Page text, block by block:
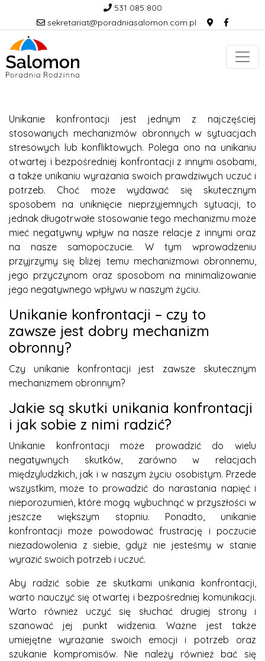
531 085 800
sekretariat@poradniasalomon.com.pl
Unikanie konfrontacji jest jednym z najczęściej
stosowanych mechanizmów obronnych w sytuacjach
stresowych lub konfliktowych. Polega ono na unikaniu
otwartej i bezpośredniej konfrontacji z innymi osobami,
a także unikaniu wyrażania swoich prawdziwych uczuć i
potrzeb. Choć może wydawać się skutecznym
sposobem na uniknięcie nieprzyjemnych sytuacji, to
jednak długotrwałe stosowanie tego mechanizmu może
mieć negatywny wpływ na nasze relacje z innymi oraz
na nasze samopoczucie. W tym wprowadzeniu
przyjrzymy się bliżej temu mechanizmowi obronnemu,
jego przyczynom oraz sposobom na minimalizowanie
jego negatywnego wpływu w naszym życiu.
Unikanie konfrontacji – czy to
zawsze jest dobry mechanizm
obronny?
Czy unikanie konfrontacji jest zawsze skutecznym
mechanizmem obronnym?
Jakie są skutki unikania konfrontacji
i jak sobie z nimi radzić?
Unikanie konfrontacji może prowadzić do wielu
negatywnych skutków, zarówno w relacjach
międzyludzkich, jak i w naszym życiu osobistym. Przede
wszystkim, może to prowadzić do narastania napięć i
nieporozumień, które mogą wybuchnąć w przyszłości w
jeszcze większym stopniu. Ponadto, unikanie
konfrontacji może powodować frustrację i poczucie
niezadowolenia z siebie, gdyż nie jesteśmy w stanie
wyrazić swoich potrzeb i uczuć.
Aby radzić sobie ze skutkami unikania konfrontacji,
warto nauczyć się otwartej i bezpośredniej komunikacji.
Warto również uczyć się słuchać drugiej strony i
szanować jej punkt widzenia. Ważne jest także
umiejętne wyrażanie swoich emocji i potrzeb oraz
szukanie kompromisów. Nie należy również bać się